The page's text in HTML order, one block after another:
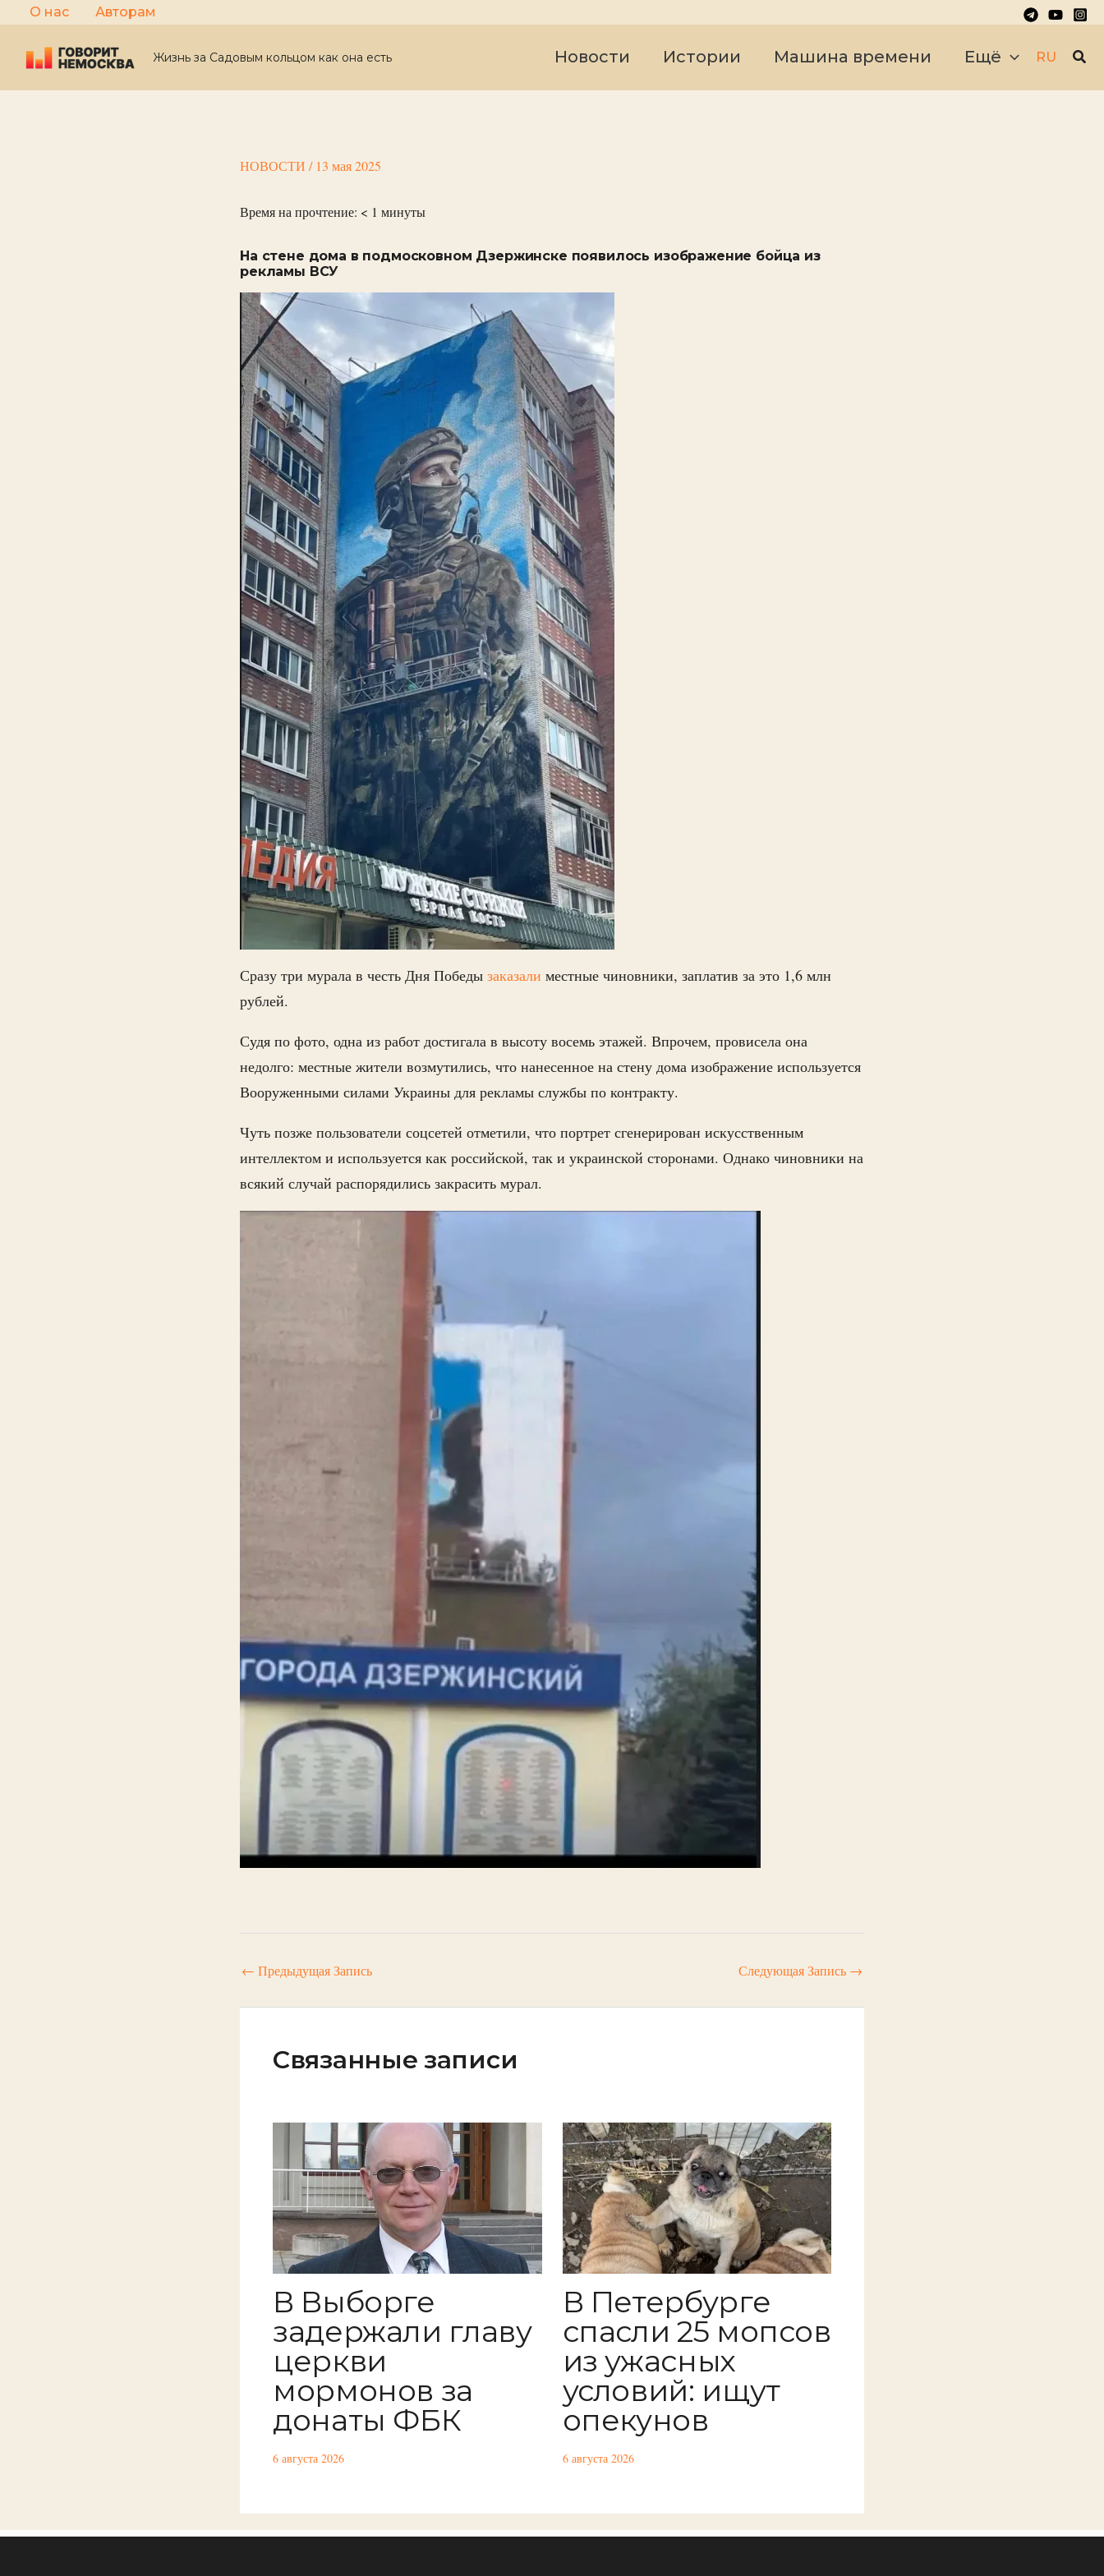
Перейти
к
содержимому
О нас Авторам
Жизнь за Садовым кольцом как она есть Новости Истории Машина времени Ещё RU
НОВОСТИ / 13 мая 2025
Время на прочтение: < 1 минуты
На стене дома в подмосковном Дзержинске появилось изображение бойца из
рекламы ВСУ
Сразу три мурала в честь Дня Победы заказали местные чиновники, заплатив за это 1,6 млн
рублей.
Судя по фото, одна из работ достигала в высоту восемь этажей. Впрочем, провисела она
недолго: местные жители возмутились, что нанесенное на стену дома изображение используется
Вооруженными силами Украины для рекламы службы по контракту.
Чуть позже пользователи соцсетей отметили, что портрет сгенерирован искусственным
интеллектом и используется как российской, так и украинской сторонами. Однако чиновники на
всякий случай распорядились закрасить мурал.
← Предыдущая Запись Следующая Запись →
Связанные записи
В Выборге
задержали главу
церкви
мормонов за
донаты ФБК
6 августа 2026
В Петербурге
спасли 25 мопсов
из ужасных
условий: ищут
опекунов
6 августа 2026